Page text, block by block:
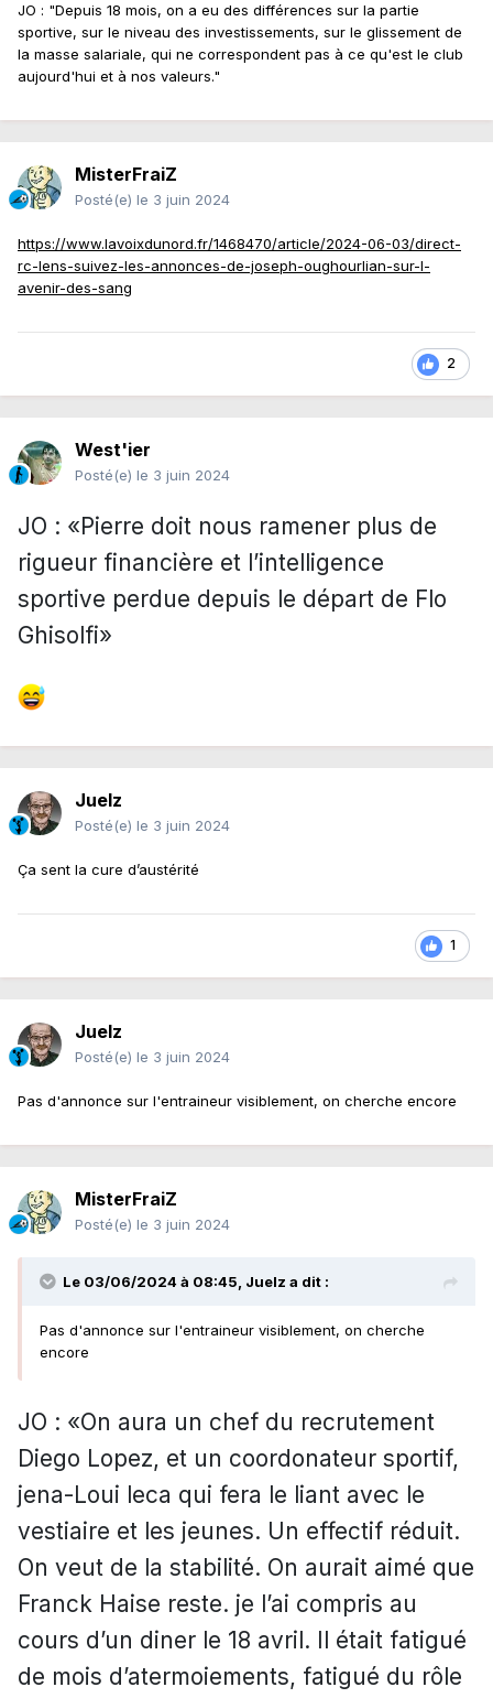
JO : "Depuis 18 mois, on a eu des différences sur la partie
sportive, sur le niveau des investissements, sur le glissement de
la masse salariale, qui ne correspondent pas à ce qu'est le club
aujourd'hui et à nos valeurs."
MisterFraiZ
Posté(e) le 3 juin 2024
https://www.lavoixdunord.fr/1468470/article/2024-06-03/direct-
rc-lens-suivez-les-annonces-de-joseph-oughourlian-sur-l-
avenir-des-sang
2
West'ier
Posté(e) le 3 juin 2024
JO : «Pierre doit nous ramener plus de
rigueur financière et l’intelligence
sportive perdue depuis le départ de Flo
Ghisolfi»
Juelz
Posté(e) le 3 juin 2024
Ça sent la cure d’austérité
1
Juelz
Posté(e) le 3 juin 2024
Pas d'annonce sur l'entraineur visiblement, on cherche encore
MisterFraiZ
Posté(e) le 3 juin 2024
Le 03/06/2024 à 08:45, Juelz a dit :
Pas d'annonce sur l'entraineur visiblement, on cherche
encore
JO : «On aura un chef du recrutement
Diego Lopez, et un coordonateur sportif,
jena-Loui leca qui fera le liant avec le
vestiaire et les jeunes. Un effectif réduit.
On veut de la stabilité. On aurait aimé que
Franck Haise reste. je l’ai compris au
cours d’un diner le 18 avril. Il était fatigué
de mois d’atermoiements, fatigué du rôle